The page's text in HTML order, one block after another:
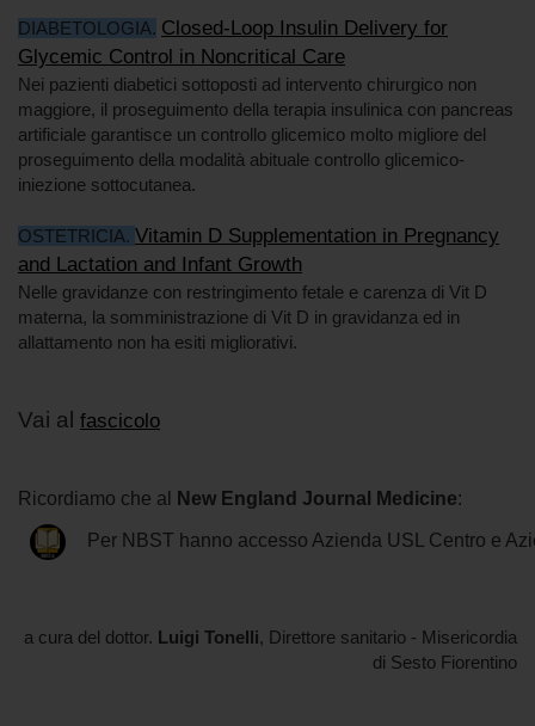
DIABETOLOGIA. Closed-Loop Insulin Delivery for
Glycemic Control in Noncritical Care
Nei pazienti diabetici sottoposti ad intervento chirurgico non
maggiore, il proseguimento della terapia insulinica con pancreas
artificiale garantisce un controllo glicemico molto migliore del
proseguimento della modalità abituale controllo glicemico-
iniezione sottocutanea.
OSTETRICIA. Vitamin D Supplementation in Pregnancy
and Lactation and Infant Growth
Nelle gravidanze con restringimento fetale e carenza di Vit D
materna, la somministrazione di Vit D in gravidanza ed in
allattamento non ha esiti migliorativi.
Vai al fascicolo
Ricordiamo che al New England Journal Medicine:
Per NBST hanno accesso Azienda USL Centro e
a cura del dottor. Luigi Tonelli, Direttore sanitario - Misericordia
di Sesto Fiorentino